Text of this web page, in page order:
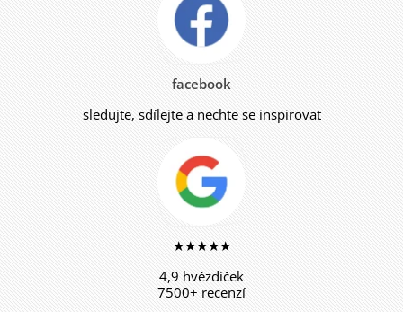
facebook
sledujte, sdílejte a nechte se inspirovat
★★★★★
4,9 hvězdiček
7500+ recenzí